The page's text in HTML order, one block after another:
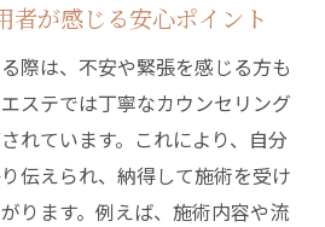
磨く浅草橋おすすめ活用法
の専門技術とこだわりを解説
目指すエステ活用ステップ
テ活用のポイント解説
を最大化する浅草橋の工夫
者が感じる安心ポイント
際は、不安や緊張を感じる方も
ステでは丁寧なカウンセリング
れています。これにより、自分
伝えられ、納得して施術を受け
ります。例えば、施術内容や流